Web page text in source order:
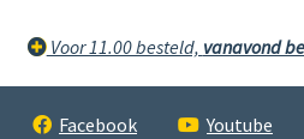
Voor 11.00 besteld, vanavond
Facebook Youtube